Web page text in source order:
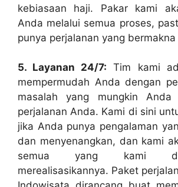
kebiasaan haji. Pakar kami
Anda melalui semua proses,
punya perjalanan yang
5. Layanan 24/7: Tim kami
mempermudah Anda dengan
masalah yang mungkin Anda
perjalanan Anda. Kami di sini
jika Anda punya pengalaman
dan menyenangkan, dan kami
semua yang kami
merealisasikannya. Paket